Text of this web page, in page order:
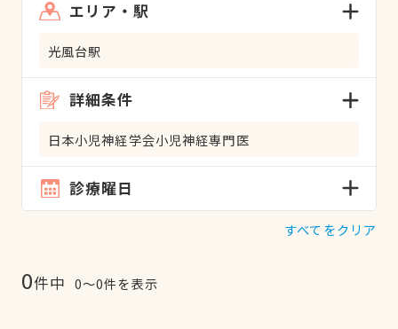
エリア・駅
光風台駅
詳細条件
日本小児神経学会小児神経専門医
診療曜日
すべてをクリア
0件中 0〜0件を表示